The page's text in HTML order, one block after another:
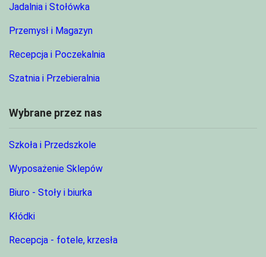
Jadalnia i Stołówka
Przemysł i Magazyn
Recepcja i Poczekalnia
Szatnia i Przebieralnia
Wybrane przez nas
Szkoła i Przedszkole
Wyposażenie Sklepów
Biuro - Stoły i biurka
Kłódki
Recepcja - fotele, krzesła